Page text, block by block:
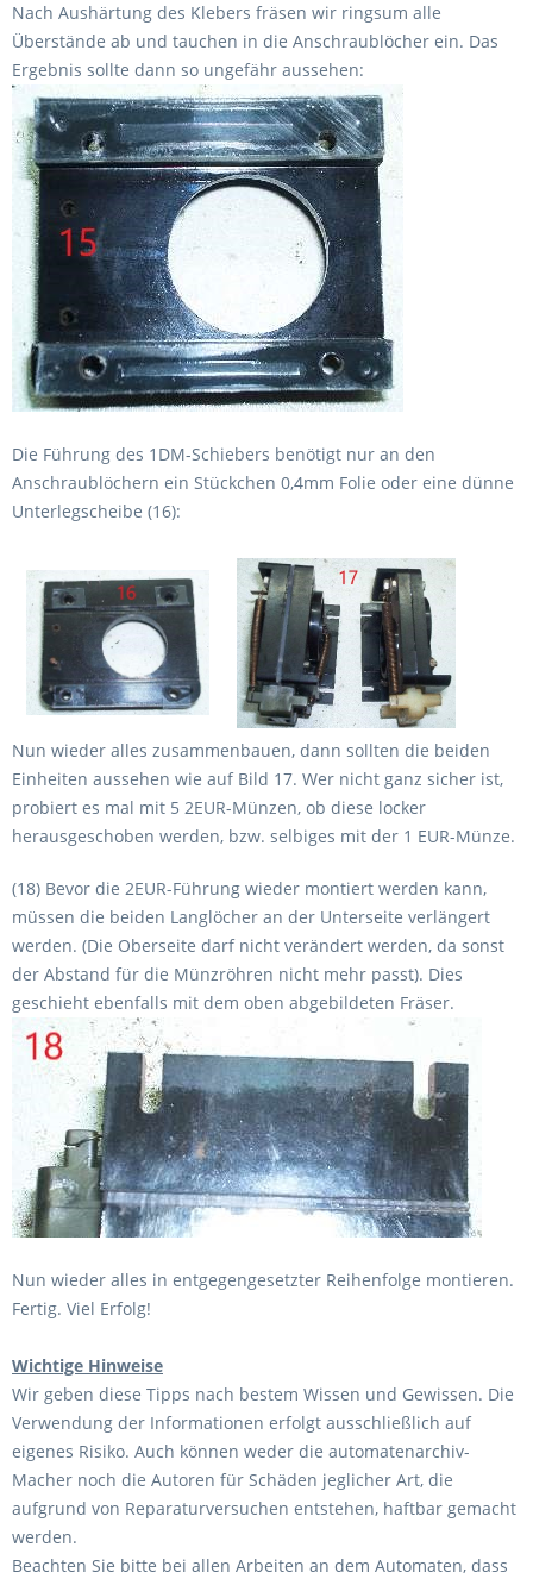
Nach Aushärtung des Klebers fräsen wir ringsum alle
Überstände ab und tauchen in die Anschraublöcher ein. Das
Ergebnis sollte dann so ungefähr aussehen:
Die Führung des 1DM-Schiebers benötigt nur an den
Anschraublöchern ein Stückchen 0,4mm Folie oder eine dünne
Unterlegscheibe (16):
Nun wieder alles zusammenbauen, dann sollten die beiden
Einheiten aussehen wie auf Bild 17. Wer nicht ganz sicher ist,
probiert es mal mit 5 2EUR-Münzen, ob diese locker
herausgeschoben werden, bzw. selbiges mit der 1 EUR-Münze.
(18) Bevor die 2EUR-Führung wieder montiert werden kann,
müssen die beiden Langlöcher an der Unterseite verlängert
werden. (Die Oberseite darf nicht verändert werden, da sonst
der Abstand für die Münzröhren nicht mehr passt). Dies
geschieht ebenfalls mit dem oben abgebildeten Fräser.
Nun wieder alles in entgegengesetzter Reihenfolge montieren.
Fertig. Viel Erfolg!
Wichtige Hinweise
Wir geben diese Tipps nach bestem Wissen und Gewissen. Die
Verwendung der Informationen erfolgt ausschließlich auf
eigenes Risiko. Auch können weder die automatenarchiv-
Macher noch die Autoren für Schäden jeglicher Art, die
aufgrund von Reparaturversuchen entstehen, haftbar gemacht
werden.
Beachten Sie bitte bei allen Arbeiten an dem Automaten, dass